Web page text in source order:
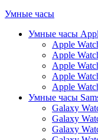
Умные часы
Умные часы
Apple
Apple
Apple
Apple
Apple
Умные часы
Galaxy
Galaxy
Galaxy